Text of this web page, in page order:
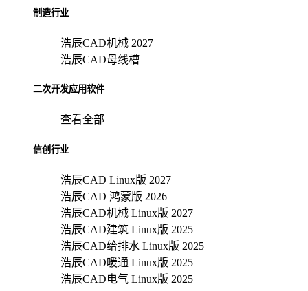
制造行业
浩辰CAD机械 2027
浩辰CAD母线槽
二次开发应用软件
查看全部
信创行业
浩辰CAD Linux版 2027
浩辰CAD 鸿蒙版 2026
浩辰CAD机械 Linux版 2027
浩辰CAD建筑 Linux版 2025
浩辰CAD给排水 Linux版 2025
浩辰CAD暖通 Linux版 2025
浩辰CAD电气 Linux版 2025